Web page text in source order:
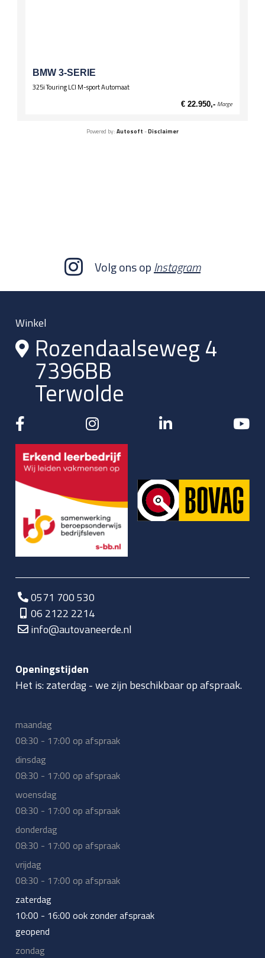
BMW 3-SERIE
325i Touring LCI M-sport Automaat
€ 22.950,- Marge
Powered by: Autosoft -Disclaimer
Volg ons opInstagram
Winkel
Rozendaalseweg 4
7396BB
Terwolde
0571 700 530
06 2122 2214
info@autovaneerde.nl
Openingstijden
Het is:zaterdag-we zijn beschikbaar op afspraak.
maandag
08:30 - 17:00 op afspraak
dinsdag
08:30 - 17:00 op afspraak
woensdag
08:30 - 17:00 op afspraak
donderdag
08:30 - 17:00 op afspraak
vrijdag
08:30 - 17:00 op afspraak
zaterdag
10:00 - 16:00 ook zonder afspraak
geopend
zondag